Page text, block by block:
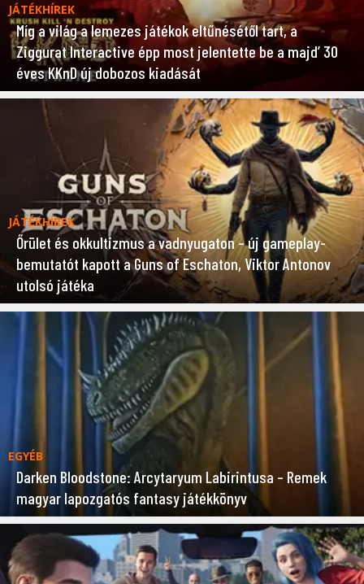
JÁTÉKHÍREK
Míg a világ a lemezes játékok eltűnésétől tart, a
Ziggurat Interactive épp most jelentette be a majd’ 30
éves KKnD új dobozos kiadását
JÁTÉKHÍREK
Őrület és okkultizmus a vadnyugaton – új gameplay-
bemutatót kapott a Guns of Eschaton, Viktor Antonov
utolsó játéka
EGYÉB
Darken Bloodstone: Arcytaryum Labirintusa – Remek
magyar lapozgatós fantasy játékkönyv